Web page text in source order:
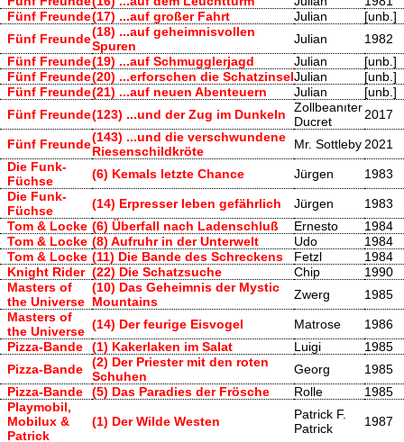
Fünf Freunde(17) ...auf großer Fahrt Julian
[unb.]
Fünf Freunde(18) ...auf geheimnisvollen
Spuren
Julian
1982
Fünf Freunde(19) ...auf Schmugglerjagd Julian
[unb.]
Fünf Freunde(20) ...erforschen die SchatzinselJulian
[unb.]
Fünf Freunde(21) ...auf neuen Abenteuern Julian
[unb.]
Fünf Freunde(123) ...und der Zug im Dunkeln
Zollbeanıter
Ducret
2017
Fünf Freunde(143) ...und die verschwundene
Riesenschildkröte
Mr. Sottleby 2021
Die Funk-
Füchse
(6) Kemals letzte Chance Jürgen
1983
Die Funk-
Füchse
(14) Erpresser leben gefährlich Jürgen
1983
Tom & Locke (6) Überfall nach Ladenschluß Ernesto
1984
Tom & Locke (8) Aufruhr in der Unterwelt Udo
1984
Tom & Locke (11) Die Bande des Schreckens Fetzl
1984
Knight Rider (22) Die Schatzsuche Chip
1990
Masters of
the Universe
(10) Das Geheimnis der Mystic
Mountains
Zwerg
1985
Masters of
the Universe (14) Der feurige Eisvogel Matrose
1986
Pizza-Bande
(1) Kakerlaken im Salat Luigi
1985
Pizza-Bande
(2) Der Priester mit den roten
Schuhen
Georg
1985
Pizza-Bande
(5) Das Paradies der Frösche Rolle
1985
Playmobil,
Mobilux &
Patrick
(1) Der Wilde Westen
Patrick F.
Patrick
1987